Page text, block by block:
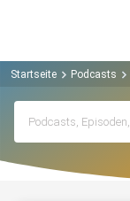
Startseite Podcasts